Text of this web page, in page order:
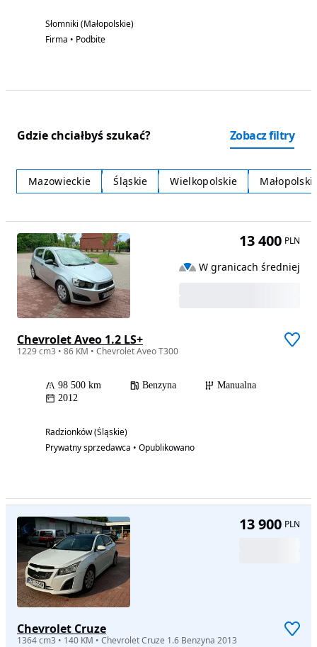
Słomniki (Małopolskie)
Firma • Podbite
Gdzie chciałbyś szukać? Zobacz filtry
Mazowieckie Śląskie Wielkopolskie
Chevrolet Aveo 1.2 LS+
1229 cm3 • 86 KM • Chevrolet Aveo T300
98 500 km Benzyna
Manualna
2012
Radzionków (Śląskie)
Prywatny sprzedawca • Opublikowano
13 400 PLN
W granicach średniej
Chevrolet Cruze
1364 cm3 • 140 KM • Chevrolet Cruze 1.6 Benzyna 2013
13 900 PLN